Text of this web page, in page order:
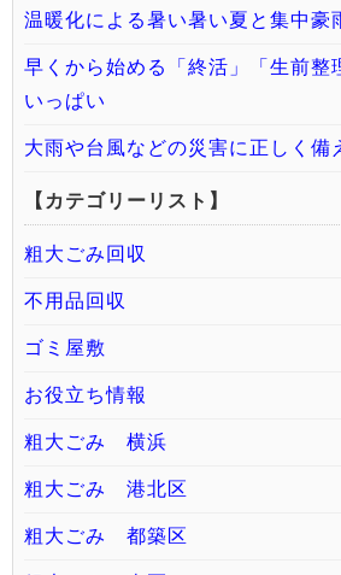
温暖化による暑い暑い夏と集中豪
早くから始める「終活」「生前整
いっぱい
大雨や台風などの災害に正しく備
【カテゴリーリスト】
粗大ごみ回収
不用品回収
ゴミ屋敷
お役立ち情報
粗大ごみ 横浜
粗大ごみ 港北区
粗大ごみ 都築区